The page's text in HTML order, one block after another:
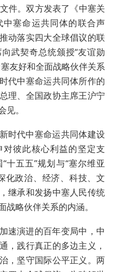
件。双方发表了《中塞关
塞命运共同体的联合声
动落实四大全球倡议的联
武契奇总统颁授“友谊勋
友好和全面战略伙伴关系
代中塞命运共同体所作的
理、全国政协主席王沪宁
。
时代中塞命运共同体建设
彼此核心利益的坚定支
十五五”规划与“塞尔维亚
化政治、经济、科技、文
继承和发扬中塞人民传统
略伙伴关系的内涵。
速演进的百年变局中，中
，践行真正的多边主义，
，坚守国际公平正义。两